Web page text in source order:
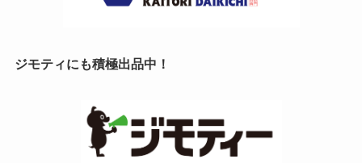
ジモティにも積極出品中！